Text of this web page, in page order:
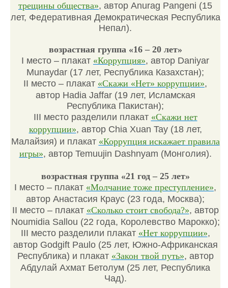
трещины общества», автор Anurag Pangeni (15
лет, Федеративная Демократическая Республика
Непал).
возрастная группа «16 – 20 лет»
I место – плакат «Коррупция», автор Daniyar
Munaydar (17 лет, Республика Казахстан);
II место – плакат «Скажи «Нет» коррупции»,
автор Hadia Jaffar (19 лет, Исламская
Республика Пакистан);
III место разделили плакат «Скажи нет
коррупции», автор Chia Xuan Tay (18 лет,
Малайзия) и плакат «Коррупция искажает правила
игры», автор Temuujin Dashnyam (Монголия).
возрастная группа «21 год – 25 лет»
I место – плакат «Молчание тоже преступление»,
автор Анастасия Краус (23 года, Москва);
II место – плакат «Сколько стоит свобода?», автор
Noumidia Sallou (22 года, Королевство Марокко);
III место разделили плакат «Нет коррупции»,
автор Godgift Paulo (25 лет, Южно-Африканская
Республика) и плакат «Закон твой путь», автор
Абдулай Ахмат Бетолум (25 лет, Республика
Чад).